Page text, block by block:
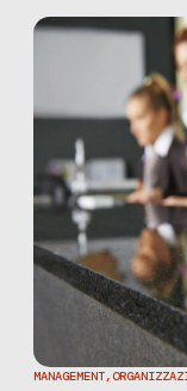
commerciale.
MANAGEMENT,